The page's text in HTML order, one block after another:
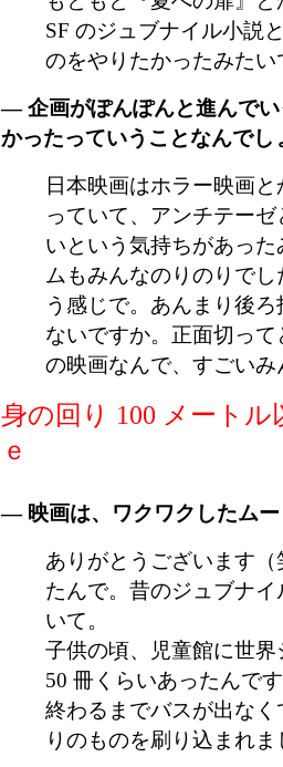
SF のジュブナイル小説
のをやりたかったみたい
― 企画がぽんぽんと進んで
かったっていうことなんでし
日本映画はホラー映画
っていて、アンチテー
いという気持ちがあっ
ムもみんなのりのりで
う感じで。あんまり後
ないですか。正面切っ
の映画なんで、すごい
身の回り 100 メート
ｅ
― 映画は、ワクワクしたム
ありがとうございます
たんで。昔のジュブナ
いて。
子供の頃、児童館に世
50 冊くらいあったんで
終わるまでバスが出な
りのものを刷り込まれ